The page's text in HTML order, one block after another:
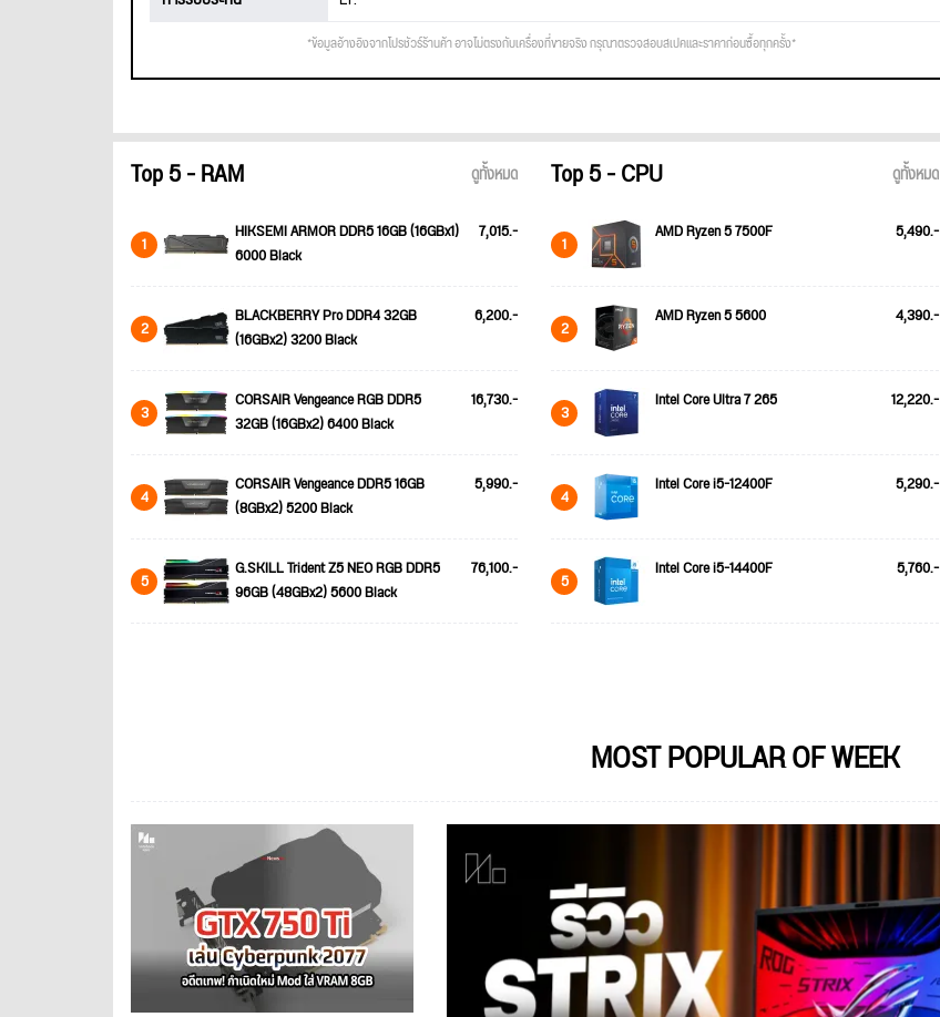
*ข้อมูลอ้างอิงจากโปรชัวร์ร้านค้า อาจไม่ตรงกับเครื่องที่ขายจริง กรุณาตรวจสอบสเปคและราคาก่อนซื้อทุกครั้ง*
Top 5 - RAM ดูทั้งหมด
1
HIKSEMI ARMOR DDR5 16GB (16GBx1)
6000 Black
7,015.-
2
BLACKBERRY Pro DDR4 32GB
(16GBx2) 3200 Black
6,200.-
3
CORSAIR Vengeance RGB DDR5
32GB (16GBx2) 6400 Black
16,730.-
4
CORSAIR Vengeance DDR5 16GB
(8GBx2) 5200 Black
5,990.-
5
G.SKILL Trident Z5 NEO RGB DDR5
96GB (48GBx2) 5600 Black
76,100.-
Top 5 - CPU ดูทั้งหมด
1 AMD Ryzen 5 7500F 5,490.-
2 AMD Ryzen 5 5600 4,390.-
3 Intel Core Ultra 7 265 12,220.-
4 Intel Core i5-12400F 5,290.-
5 Intel Core i5-14400F 5,760.-
MOST POPULAR OF WEEK